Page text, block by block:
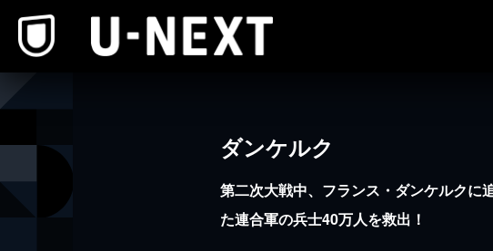
ダンケルク
第二次大戦中、フランス・ダンケルクに
た連合軍の兵士40万人を救出！